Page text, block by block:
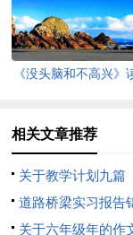
《没头脑和不高兴》
相关文章推荐
关于教学计划九篇
道路桥梁实习报告
关于六年级年的作